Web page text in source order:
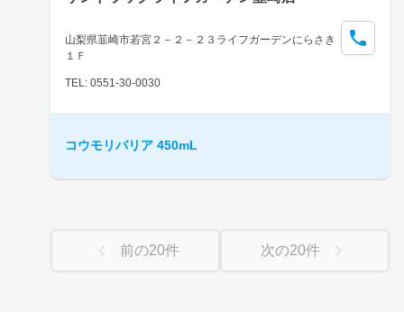
山梨県韮崎市若宮２－２－２３ライフガーデンにらさき
１Ｆ
TEL: 0551-30-0030
コウモリバリア 450mL
前の20件 次の20件